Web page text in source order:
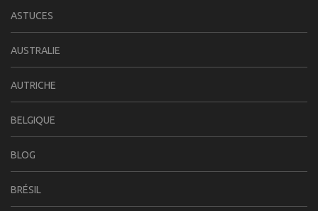
ASTUCES
AUSTRALIE
AUTRICHE
BELGIQUE
BLOG
BRÉSIL